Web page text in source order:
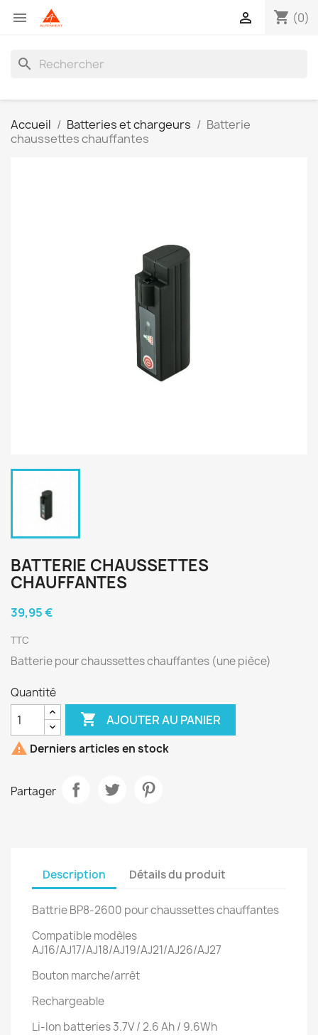
 shopping_cart (0)

search
Accueil Batteries et chargeurs
Batterie
chaussettes chauffantes
BATTERIE CHAUSSETTES
CHAUFFANTES
39,95 €
TTC
Batterie pour chaussettes chauffantes (une pièce)
Quantité
 AJOUTER AU PANIER
 Derniers articles en stock
Partager
Description Détails du produit
Battrie BP8-2600 pour chaussettes chauffantes
Compatible modèles
AJ16/AJ17/AJ18/AJ19/AJ21/AJ26/AJ27
Bouton marche/arrêt
Rechargeable
Li-Ion batteries 3.7V / 2.6 Ah / 9.6Wh